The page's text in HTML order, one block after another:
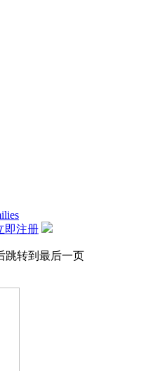
即注册
跳转到最后一页